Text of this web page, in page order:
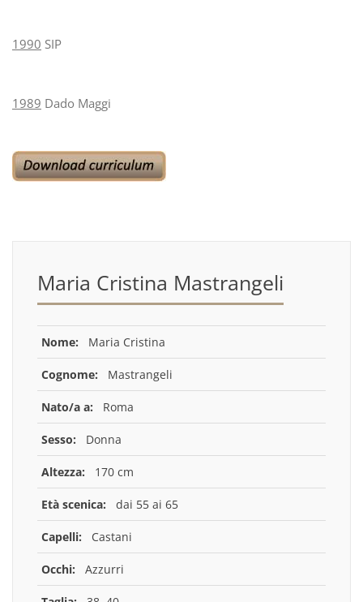
1990 SIP
1989 Dado Maggi
Maria Cristina Mastrangeli
Nome: Maria Cristina
Cognome: Mastrangeli
Nato/a a: Roma
Sesso: Donna
Altezza: 170 cm
Età scenica: dai 55 ai 65
Capelli: Castani
Occhi: Azzurri